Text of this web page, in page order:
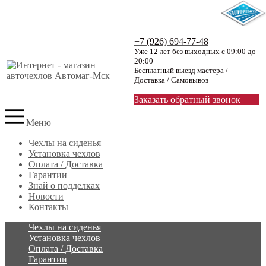
+7 (926) 694-77-48
Уже 12 лет без выходных с 09:00 до
20:00
Бесплатный выезд мастера /
Доставка / Самовывоз
Заказать обратный звонок
Меню
Чехлы на сиденья
Установка чехлов
Оплата / Доставка
Гарантии
Знай о подделках
Новости
Контакты
Чехлы на сиденья
Установка чехлов
Оплата / Доставка
Гарантии